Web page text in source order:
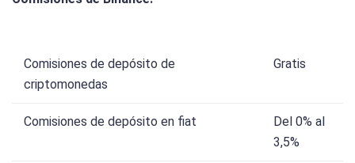
Comisiones de depósito de
criptomonedas
Gratis
Comisiones de depósito en fiat
Del 0% al
3,5%